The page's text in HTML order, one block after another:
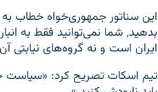
این سناتور جمهوری‌خواه خطاب به
بدهید٬ شما نمی‌توانید فقط
ایران است و نه گروه‌های نیابتی
تیم اسکات تصریح کرد: «سیاست